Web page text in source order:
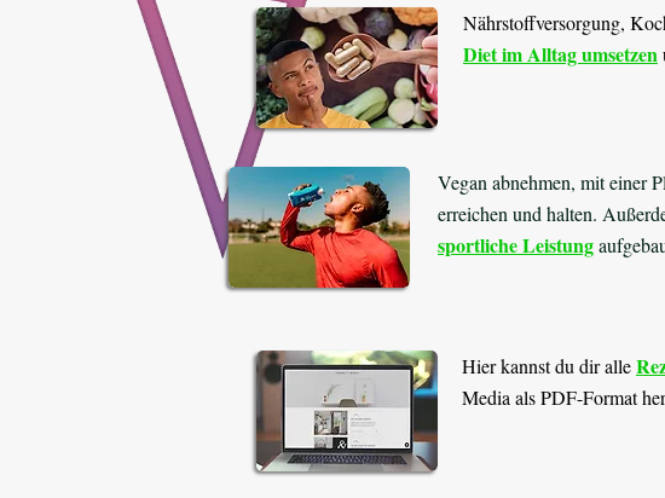
Nährstoffversorgung,
Diet im Alltag umsetzen
Vegan abnehmen, mit einer
erreichen und halten.
sportliche Leistung
Hier kannst du dir alle
Media als PDF-Format